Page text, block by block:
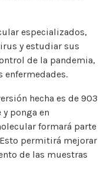
especializados,
y estudiar sus
de la pandemia,
hecha es de 903
ponga en
formará parte
permitirá mejorar
de las muestras